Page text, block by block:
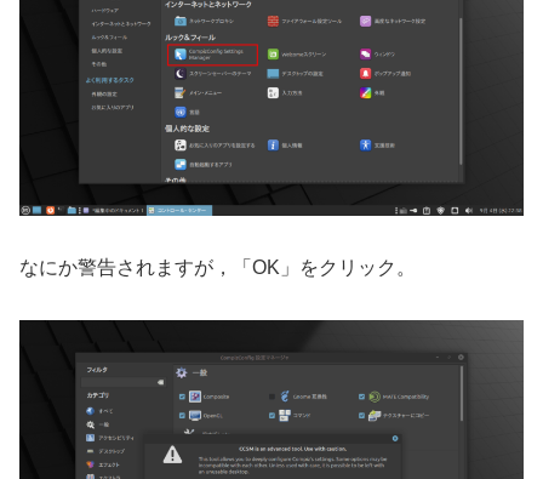
なにか警告されますが，「OK」をクリック。